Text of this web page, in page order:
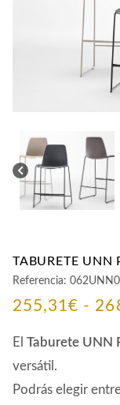
CONTACTO
TABURETE UNN
Referencia:
255,31€ -
El Taburete UNN
versátil.
Podrás elegir